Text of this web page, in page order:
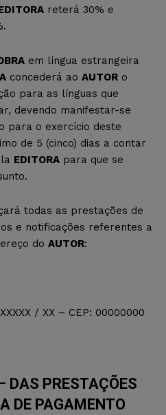
reterá 30% e
em língua estrangeira
concederá ao AUTOR o
para as línguas que
devendo manifestar-se
para o exercício deste
de 5 (cinco) dias a contar
EDITORA para que se
todas as prestações de
e notificações referentes a
do AUTOR:
XXXXX / XX – CEP: 00000000
DAS PRESTAÇÕES
DE PAGAMENTO